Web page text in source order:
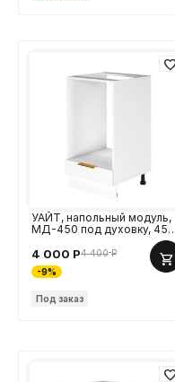
УАЙТ, напольный модуль,
МД-450 под духовку, 45
4 000 Р4 400 Р
-9%
Под заказ